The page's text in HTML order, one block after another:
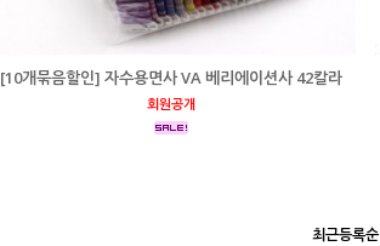
[10개묶음할인] 자수용면사 VA 베리에이션사 42칼라
회원공개
최근등록순